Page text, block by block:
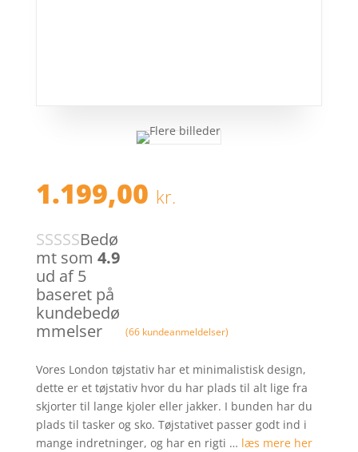
1.199,00 kr.
Bedø
mt som 4.9
ud af 5
baseret på
kundebedø
mmelser
(66kundeanmeldelser)
Vores London tøjstativ har et minimalistisk design,
dette er et tøjstativ hvor du har plads til alt lige fra
skjorter til lange kjoler eller jakker. I bunden har du
plads til tasker og sko. Tøjstativet passer godt ind i
mange indretninger, og har en rigti … læs mere her